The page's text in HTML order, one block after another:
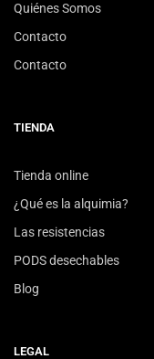
Quiénes Somos
Contacto
Contacto
TIENDA
Tienda online
¿Qué es la alquimia?
Las resistencias
PODS desechables
Blog
LEGAL